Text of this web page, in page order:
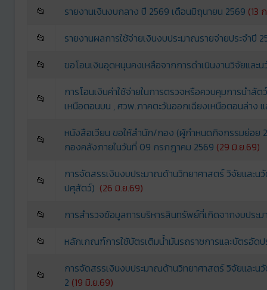
📂
รายงานเงินงบกลาง ปี 2569 เดือนมิถุนายน 2569 (13
📂
รายงานผลการใช้จ่ายเงินงบประมาณรายจ่ายประจำปี
📂
ขอโอนเงินอุดหนุนคงเหลือจากการดำเนินงานวิจัยแล
📂
การโอนเงินค่าใช้จ่ายในการตรวจหรือควบคุมการนำ
เหนือตอนบน , ศวพ.ภาคตะวันออกเฉียงเหนือตอนล่าง
📂
หนังสือเวียน ขอให้สำนัก/กอง (ผู้กำหนดกิจกรรมย่อย
กองคลังภายในวันที่ 09 กรกฎาคม 2569 (29 มิ.ย.69)
📂
การจัดสรรเงินงบประมาณด้านวิทยาศาสตร์ วิจัยและ
ปศุสัตว์) (26 มิ.ย.69)
📂
การสำรวจฃ้อมูลการบริหารสินทรัพย์ที่เกิดจากงบประ
📂
หลักเกณฑ์การใช้บัตรเติมน้ำมันรถราชการและบัตรอัด
📂
การจัดสรรเงินงบประมาณด้านวิทยาศาสตร์ วิจัยและ
2 (19 มิ.ย.69)